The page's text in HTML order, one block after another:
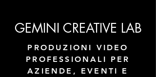
GEMINI CREATIVE LAB
PRODUZIONI VIDEO
PROFESSIONALI PER
AZIENDE, EVENTI E